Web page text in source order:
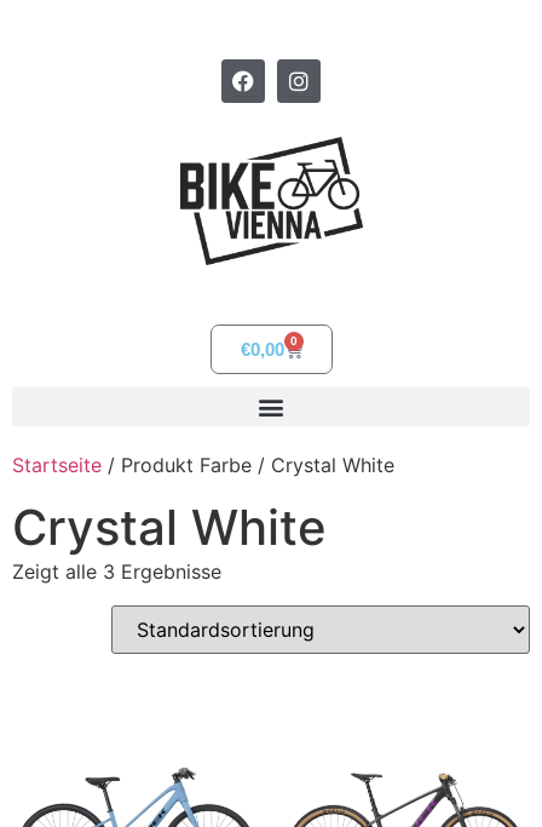
€0,00 0
Startseite / Produkt Farbe / Crystal White
Crystal White
Zeigt alle 3 Ergebnisse